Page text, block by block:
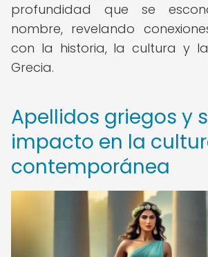
profundidad que se
nombre, revelando
con la historia, la cultura y
Grecia.
Apellidos griegos y
impacto en la
contemporánea